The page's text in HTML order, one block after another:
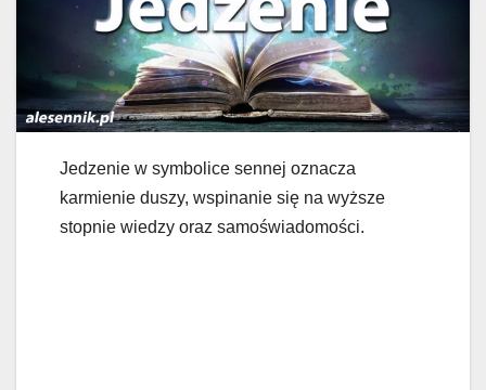
Jedzenie w symbolice sennej oznacza
karmienie duszy, wspinanie się na wyższe
stopnie wiedzy oraz samoświadomości.